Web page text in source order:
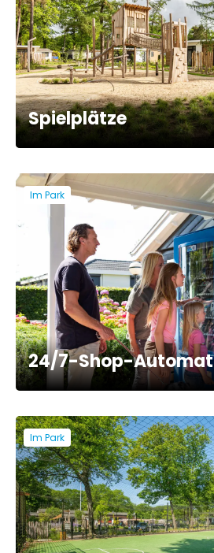
Spielplätze
Im Park
24/7-Shop-Automat
Im Park